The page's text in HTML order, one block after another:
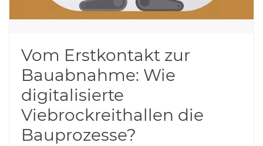
Vom Erstkontakt zur
Bauabnahme: Wie
digitalisierte
Viebrockreithallen die
Bauprozesse?